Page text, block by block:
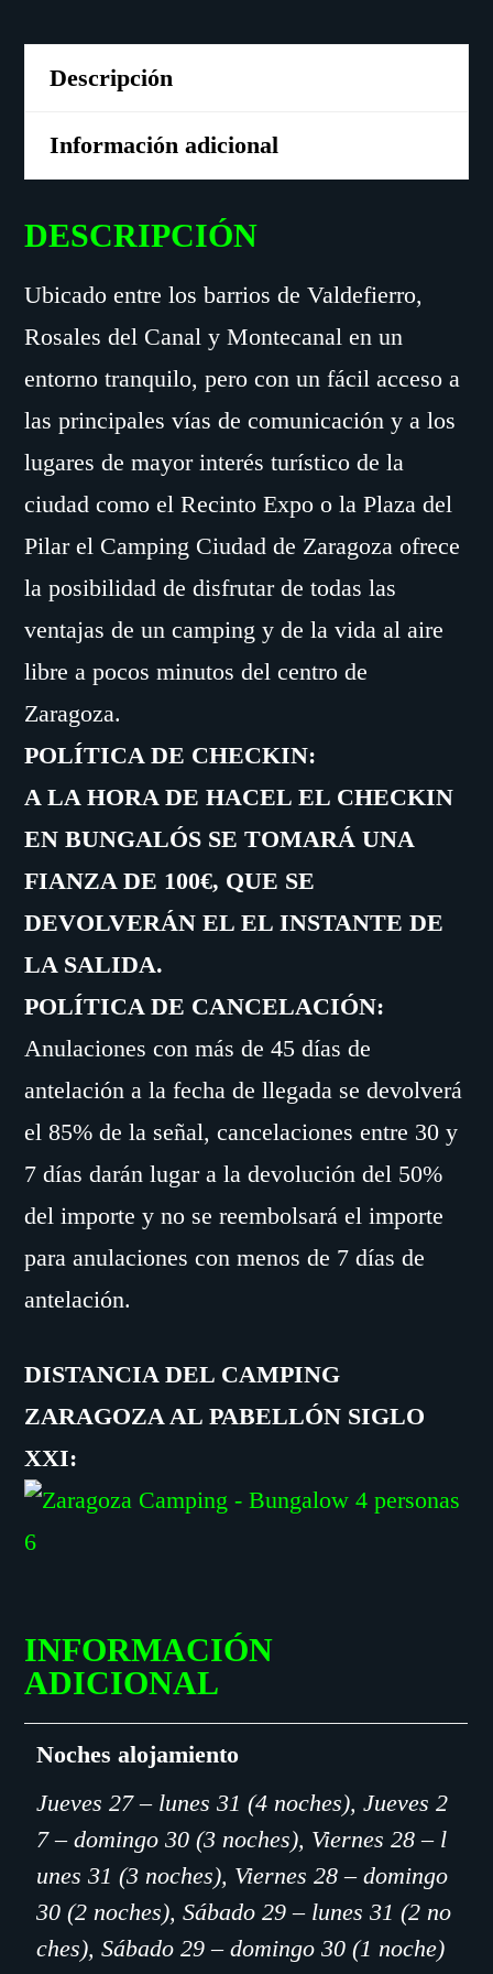
Bungalow
personas
cantidad
Descripción
Información adicional
DESCRIPCIÓN
Ubicado entre los barrios de Valdefierro,
Rosales del Canal y Montecanal en un
entorno tranquilo, pero con un fácil acceso a
las principales vías de comunicación y a los
lugares de mayor interés turístico de la
ciudad como el Recinto Expo o la Plaza del
Pilar el Camping Ciudad de Zaragoza ofrece
la posibilidad de disfrutar de todas las
ventajas de un camping y de la vida al aire
libre a pocos minutos del centro de
Zaragoza.
POLÍTICA DE CHECKIN:
A LA HORA DE HACEL EL CHECKIN
EN BUNGALÓS SE TOMARÁ UNA
FIANZA DE 100€, QUE SE
DEVOLVERÁN EL EL INSTANTE DE
LA SALIDA.
POLÍTICA DE CANCELACIÓN:
Anulaciones con más de 45 días de
antelación a la fecha de llegada se devolverá
el 85% de la señal, cancelaciones entre 30 y
7 días darán lugar a la devolución del 50%
del importe y no se reembolsará el importe
para anulaciones con menos de 7 días de
antelación.
DISTANCIA DEL CAMPING
ZARAGOZA AL PABELLÓN SIGLO
XXI:
INFORMACIÓN
ADICIONAL
Noches alojamiento
Jueves 27 – lunes 31 (4 noches), Jueves 2
7 – domingo 30 (3 noches), Viernes 28 – l
unes 31 (3 noches), Viernes 28 – domingo
30 (2 noches), Sábado 29 – lunes 31 (2 no
ches), Sábado 29 – domingo 30 (1 noche)